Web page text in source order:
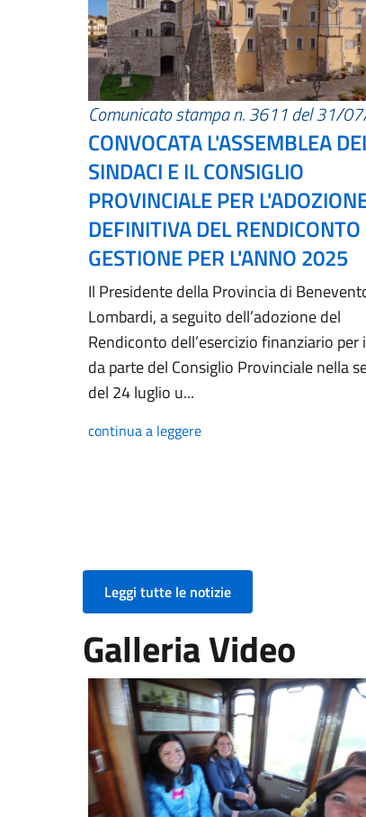
Comunicato stampa n. 3611 del 31/
CONVOCATA L'ASSEMBLEA DEI
SINDACI E IL CONSIGLIO
PROVINCIALE PER
DEFINITIVA DEL RENDICONTO
GESTIONE PER L'ANNO 2025
Il Presidente della Provincia di
Lombardi, a seguito dell’adozione del
Rendiconto dell’esercizio finanziario per
da parte del Consiglio Provinciale nella
del 24 luglio u...
continua a leggere
Leggi tutte le notizie
Galleria Video